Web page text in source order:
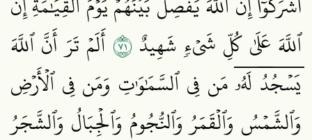
ٱللَّهَ عَلَىٰ كُلِّ شَيۡءٖ شَهِيدٌ ١٧ أَلَمۡ تَرَ أَنَّ ٱللَّهَ
يَسۡجُدُۤ لَهُۥۤ مَن فِي ٱلسَّمَٰوَٰتِ وَمَن فِي ٱلۡأَرۡضِ
وَٱلشَّمۡسُ وَٱلۡقَمَرُ وَٱلنُّجُومُ وَٱلۡجِبَالُ وَٱلشَّجَرُ